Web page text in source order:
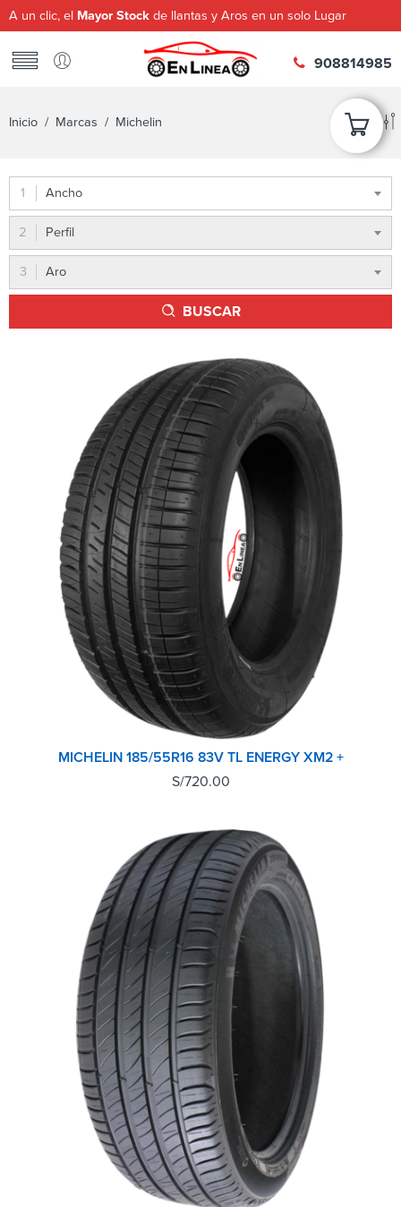
A un clic, el Mayor Stock de llantas y Aros en un solo Lugar
908814985
Inicio / Marcas / Michelin
Ancho
Perfil
Aro
BUSCAR
MICHELIN 185/55R16 83V TL ENERGY XM2 +
S/720.00